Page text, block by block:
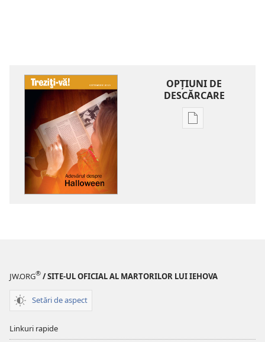
OPŢIUNI DE
DESCĂRCARE
Opțiuni
JW.ORG® / SITE-UL OFICIAL AL MARTORILOR LUI IEHOVA
Setări de aspect
Linkuri rapide